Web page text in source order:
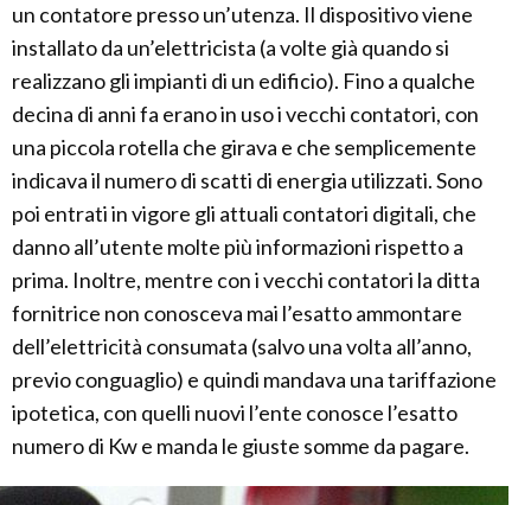
un contatore presso un’utenza. Il dispositivo viene
installato da un’elettricista (a volte già quando si
realizzano gli impianti di un edificio). Fino a qualche
decina di anni fa erano in uso i vecchi contatori, con
una piccola rotella che girava e che semplicemente
indicava il numero di scatti di energia utilizzati. Sono
poi entrati in vigore gli attuali contatori digitali, che
danno all’utente molte più informazioni rispetto a
prima. Inoltre, mentre con i vecchi contatori la ditta
fornitrice non conosceva mai l’esatto ammontare
dell’elettricità consumata (salvo una volta all’anno,
previo conguaglio) e quindi mandava una tariffazione
ipotetica, con quelli nuovi l’ente conosce l’esatto
numero di Kw e manda le giuste somme da pagare.